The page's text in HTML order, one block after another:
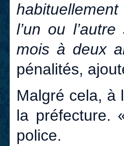
l’un ou
mois à deux
pénalités,
Malgré cela, à
la préfecture.
police.